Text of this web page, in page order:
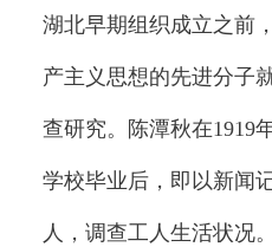
湖北早期组织成立之前
产主义思想的先进分子
查研究。陈潭秋在1919
学校毕业后，即以新闻
人，调查工人生活状况